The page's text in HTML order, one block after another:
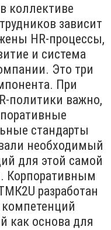
коллективе
зависит
HR-процессы,
и система
Это три
При
политики важно,
стандарты
необходимый
для этой самой
Корпоративным
разработан
как основа для